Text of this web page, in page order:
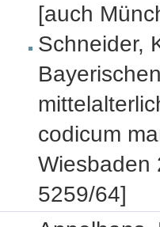
[auch
Schneider,
codicum
Wiesbaden
5259/64]